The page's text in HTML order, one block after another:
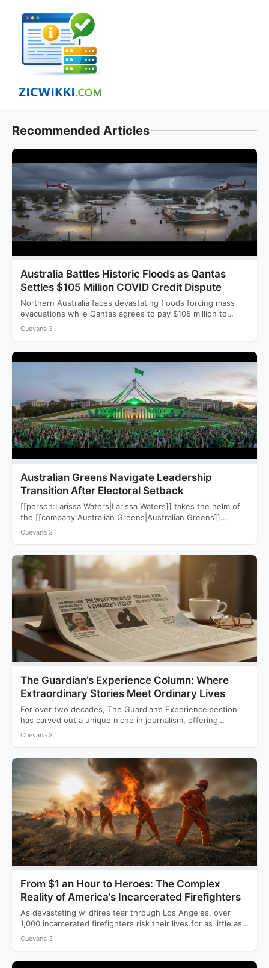
content
Recommended Articles
Australia Battles Historic Floods as Qantas
Settles $105 Million COVID Credit Dispute
Northern Australia faces devastating floods forcing mass
evacuations while Qantas agrees to pay $105 million to
settle a…
Cuevana 3
Australian Greens Navigate Leadership
Transition After Electoral Setback
[[person:Larissa Waters|Larissa Waters]] takes the helm of
the [[company:Australian Greens|Australian Greens]]
following a devastating 2025 election that saw…
Cuevana 3
The Guardian’s Experience Column: Where
Extraordinary Stories Meet Ordinary Lives
For over two decades, The Guardian’s Experience section
has carved out a unique niche in journalism, offering
readers…
Cuevana 3
From $1 an Hour to Heroes: The Complex
Reality of America’s Incarcerated Firefighters
As devastating wildfires tear through Los Angeles, over
1,000 incarcerated firefighters risk their lives for as little as…
Cuevana 3